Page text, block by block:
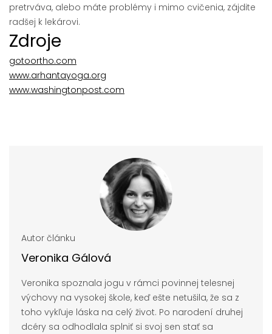
pretrváva, alebo máte problémy i mimo cvičenia, zájdite
radšej k lekárovi.
Zdroje
gotoortho.com
www.arhantayoga.org
www.washingtonpost.com
Autor článku
Veronika Gálová
Veronika spoznala jogu v rámci povinnej telesnej
výchovy na vysokej škole, keď ešte netušila, že sa z
toho vykľuje láska na celý život. Po narodení druhej
dcéry sa odhodlala splniť si svoj sen stať sa